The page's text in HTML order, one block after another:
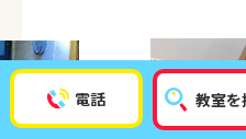
電話 教室を
どんなことでも結構ですので